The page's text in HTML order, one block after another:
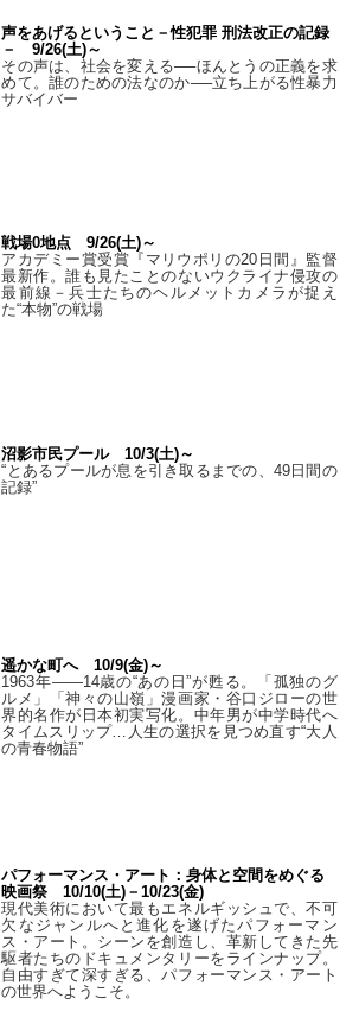
声をあげるということ－性犯罪 刑法改正の記録
－ 9/26(土)～
その声は、社会を変える──ほんとうの正義を求
めて。誰のための法なのか──立ち上がる性暴力
サバイバー
戦場0地点 9/26(土)～
アカデミー賞受賞『マリウポリの20日間』監督
最新作。誰も見たことのないウクライナ侵攻の
最前線－兵士たちのヘルメットカメラが捉え
た“本物”の戦場
沼影市民プール 10/3(土)～
“とあるプールが息を引き取るまでの、49日間の
記録”
遥かな町へ 10/9(金)～
1963年――14歳の“あの日”が甦る。「孤独のグ
ルメ」「神々の山嶺」漫画家・谷口ジローの世
界的名作が日本初実写化。中年男が中学時代へ
タイムスリップ…人生の選択を見つめ直す“大人
の青春物語”
パフォーマンス・アート：身体と空間をめぐる
映画祭 10/10(土)－10/23(金)
現代美術において最もエネルギッシュで、不可
欠なジャンルへと進化を遂げたパフォーマン
ス・アート。シーンを創造し、革新してきた先
駆者たちのドキュメンタリーをラインナップ。
自由すぎて深すぎる、パフォーマンス・アート
の世界へようこそ。